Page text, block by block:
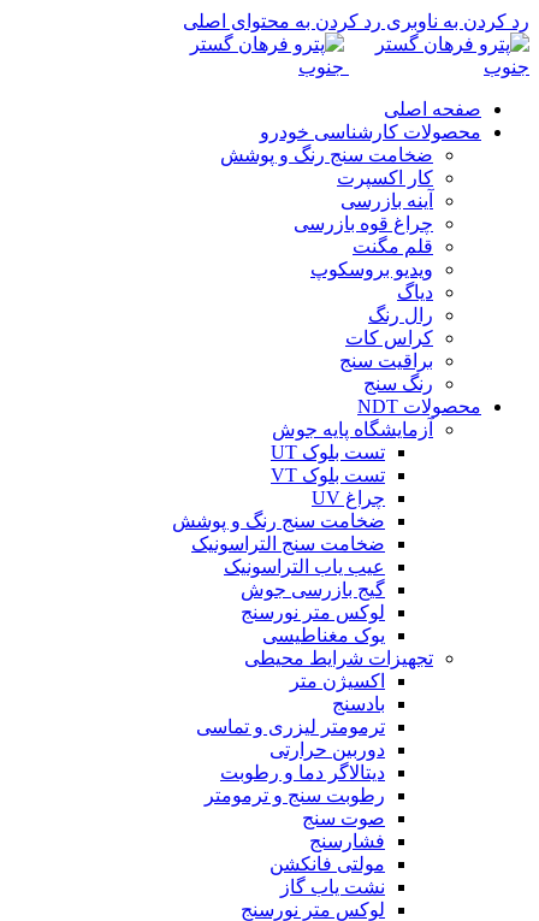
رد کردن به ناوبری رد کردن به محتوای اصلی
صفحه اصلی
محصولات کارشناسی خودرو
ضخامت سنج رنگ و پوشش
کار اکسپرت
آینه بازرسی
چراغ قوه بازرسی
قلم مگنت
ویدیو بروسکوپ
دیاگ
رال رنگ
کراس کات
براقیت سنج
رنگ سنج
محصولات NDT
آزمایشگاه پایه جوش
تست بلوک UT
تست بلوک VT
چراغ UV
ضخامت سنج رنگ و پوشش
ضخامت سنج التراسونیک
عیب یاب التراسونیک
گیج بازرسی جوش
لوکس متر نورسنج
یوک مغناطیسی
تجهیزات شرایط محیطی
اکسیژن متر
بادسنج
ترمومتر لیزری و تماسی
دوربین حرارتی
دیتالاگر دما و رطوبت
رطوبت سنج و ترمومتر
صوت سنج
فشارسنج
مولتی فانکشن
نشت یاب گاز
لوکس متر نورسنج